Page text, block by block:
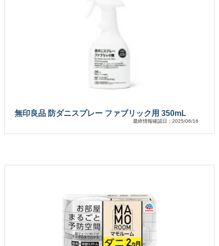
無印良品 防ダニスプレー ファブリック用 350mL
最終情報確認日：2025/06/16